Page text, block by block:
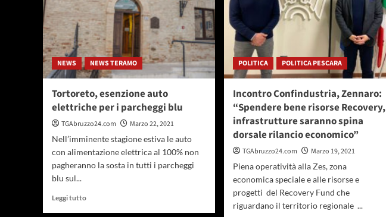
NEWS NEWS TERAMO
Tortoreto, esenzione auto
elettriche per i parcheggi blu
TGAbruzzo24.com
Marzo 22, 2021
Nell’imminente stagione estiva le auto
con alimentazione elettrica al 100% non
pagheranno la sosta in tutti i parcheggi
blu sul...
Leggi tuttoLeggi
POLITICA POLITICA PESCARA
Incontro Confindustria, Zennaro:
“Spendere bene risorse Recovery,
infrastrutture saranno spina
dorsale rilancio economico”
TGAbruzzo24.com
Marzo 19, 2021
Piena operatività alla Zes, zona
economica speciale e alle risorse e
progetti del Recovery Fund che
riguardano il territorio regionale ...